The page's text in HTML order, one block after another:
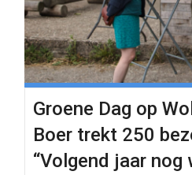
Groene Dag op
Boer trekt 250
“Volgend jaar nog